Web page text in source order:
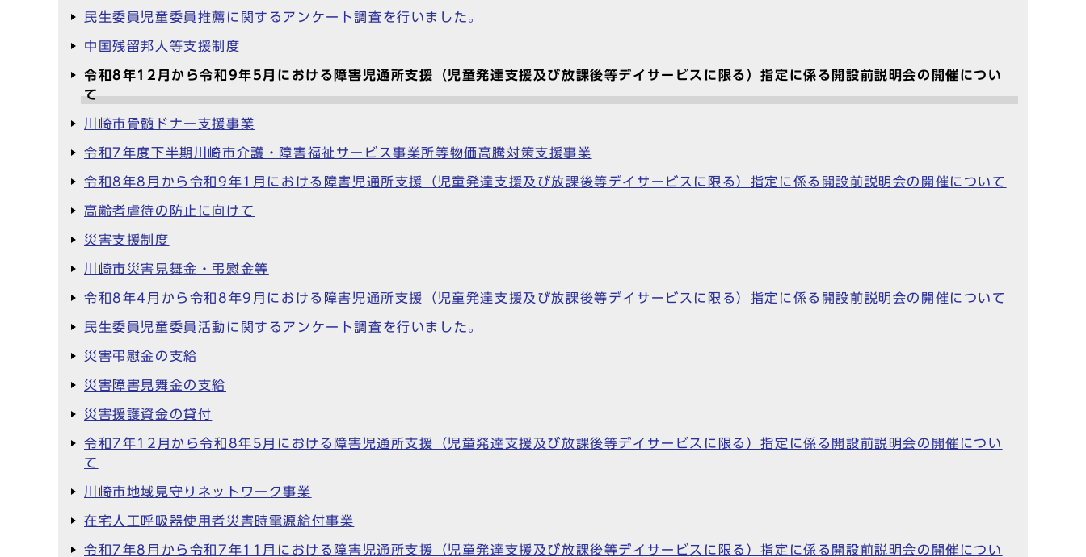
民生委員児童委員推薦に関するアンケート調査を行いました。
中国残留邦人等支援制度
令和8年12月から令和9年5月における障害児通所支援（児童発達支援及び放課後等デイサービスに限る）指定に係る開設前説明会の開催につい
て
川崎市骨髄ドナー支援事業
令和7年度下半期川崎市介護・障害福祉サービス事業所等物価高騰対策支援事業
令和8年8月から令和9年1月における障害児通所支援（児童発達支援及び放課後等デイサービスに限る）指定に係る開設前説明会の開催について
高齢者虐待の防止に向けて
災害支援制度
川崎市災害見舞金・弔慰金等
令和8年4月から令和8年9月における障害児通所支援（児童発達支援及び放課後等デイサービスに限る）指定に係る開設前説明会の開催について
民生委員児童委員活動に関するアンケート調査を行いました。
災害弔慰金の支給
災害障害見舞金の支給
災害援護資金の貸付
令和7年12月から令和8年5月における障害児通所支援（児童発達支援及び放課後等デイサービスに限る）指定に係る開設前説明会の開催につい
て
川崎市地域見守りネットワーク事業
在宅人工呼吸器使用者災害時電源給付事業
令和7年8月から令和7年11月における障害児通所支援（児童発達支援及び放課後等デイサービスに限る）指定に係る開設前説明会の開催につい